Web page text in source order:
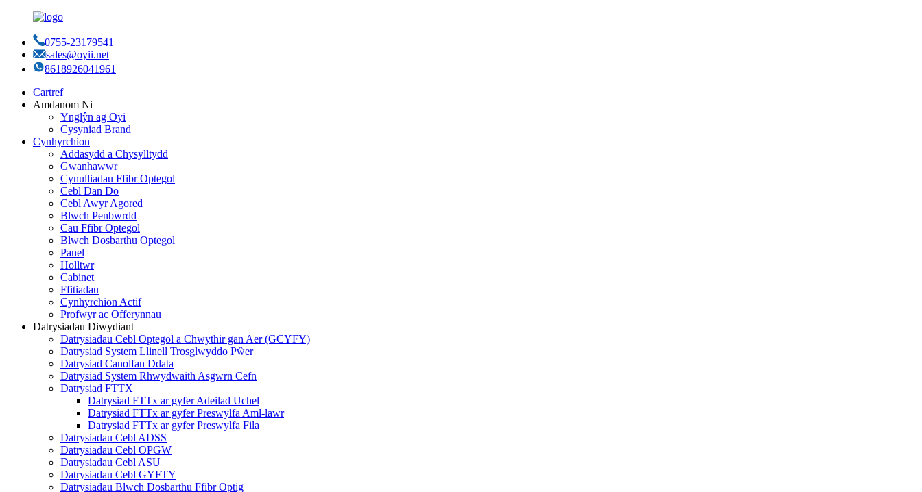
0755-23179541
sales@oyii.net
8618926041961
Cartref
Amdanom Ni
Ynglŷn ag Oyi
Cysyniad Brand
Cynhyrchion
Addasydd a Chysylltydd
Gwanhawwr
Cynulliadau Ffibr Optegol
Cebl Dan Do
Cebl Awyr Agored
Blwch Penbwrdd
Cau Ffibr Optegol
Blwch Dosbarthu Optegol
Panel
Holltwr
Cabinet
Ffitiadau
Cynhyrchion Actif
Profwyr ac Offerynnau
Datrysiadau Diwydiant
Datrysiadau Cebl Optegol a Chwythir gan Aer (GCYFY)
Datrysiad System Llinell Trosglwyddo Pŵer
Datrysiad Canolfan Ddata
Datrysiad System Rhwydwaith Asgwrn Cefn
Datrysiad FTTX
Datrysiad FTTx ar gyfer Adeilad Uchel
Datrysiad FTTx ar gyfer Preswylfa Aml-lawr
Datrysiad FTTx ar gyfer Preswylfa Fila
Datrysiadau Cebl ADSS
Datrysiadau Cebl OPGW
Datrysiadau Cebl ASU
Datrysiadau Cebl GYFTY
Datrysiadau Blwch Dosbarthu Ffibr Optig